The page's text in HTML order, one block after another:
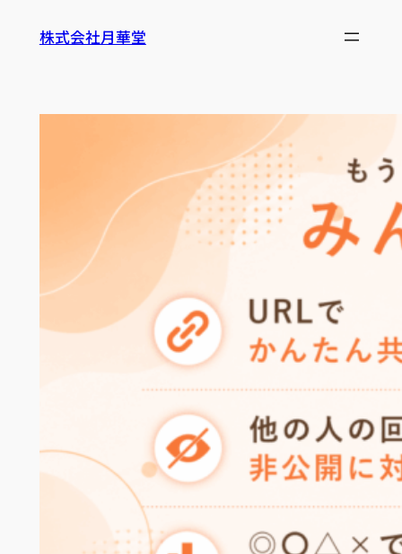
株式会社月華堂